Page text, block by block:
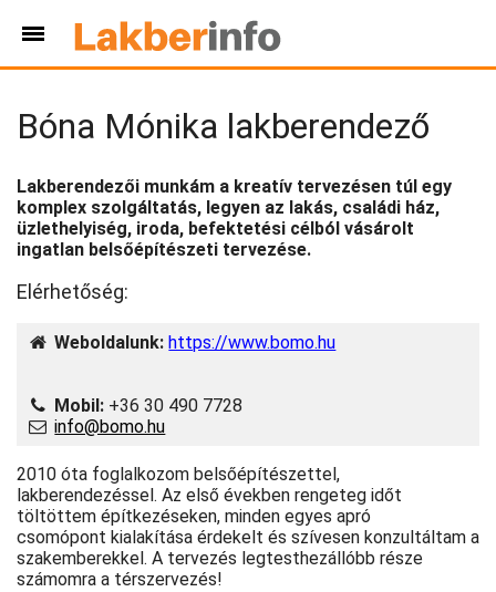
Bóna Mónika lakberendező
Lakberendezői munkám a kreatív tervezésen túl egy
komplex szolgáltatás, legyen az lakás, családi ház,
üzlethelyiség, iroda, befektetési célból vásárolt
ingatlan belsőépítészeti tervezése.
Elérhetőség:
Weboldalunk: https://www.bomo.hu
Mobil: +36 30 490 7728
info@bomo.hu
2010 óta foglalkozom belsőépítészettel,
lakberendezéssel. Az első években rengeteg időt
töltöttem építkezéseken, minden egyes apró
csomópont kialakítása érdekelt és szívesen konzultáltam a
szakemberekkel. A tervezés legtesthezállóbb része
számomra a térszervezés!